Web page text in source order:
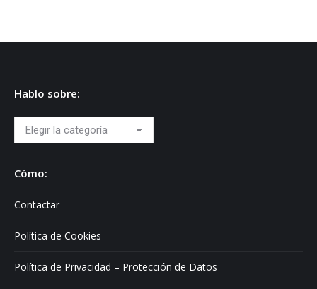
Hablo sobre:
Hablo
sobre:
Cómo:
Contactar
Política de Cookies
Política de Privacidad – Protección de Datos